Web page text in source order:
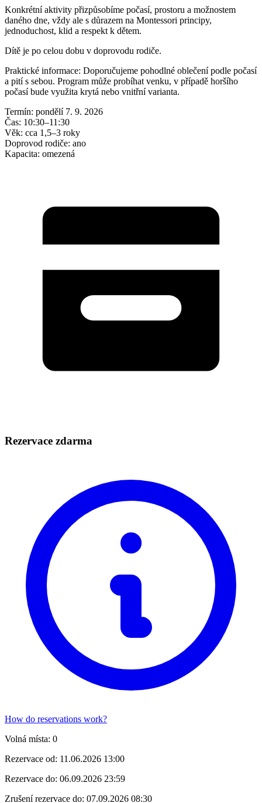
Konkrétní aktivity přizpůsobíme počasí, prostoru a možnostem
daného dne, vždy ale s důrazem na Montessori principy,
jednoduchost, klid a respekt k dětem.
Dítě je po celou dobu v doprovodu rodiče.
Praktické informace: Doporučujeme pohodlné oblečení podle počasí
a pití s sebou. Program může probíhat venku, v případě horšího
počasí bude využita krytá nebo vnitřní varianta.
Termín: pondělí 7. 9. 2026
Čas: 10:30–11:30
Věk: cca 1,5–3 roky
Doprovod rodiče: ano
Kapacita: omezená
Rezervace zdarma
How do reservations work?
Volná místa: 0
Rezervace od: 11.06.2026 13:00
Rezervace do: 06.09.2026 23:59
Zrušení rezervace do: 07.09.2026 08:30